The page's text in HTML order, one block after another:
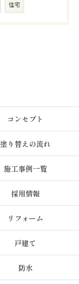
住宅
コンセプト
塗り替えの流れ
施工事例一覧
採用情報
リフォーム
戸建て
防水